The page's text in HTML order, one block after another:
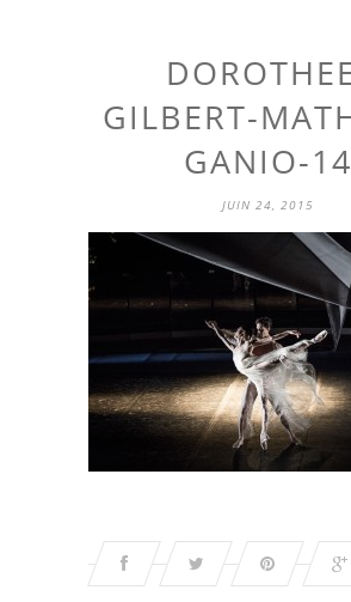
GILBERT-
GANIO-14
JUIN 24, 2015